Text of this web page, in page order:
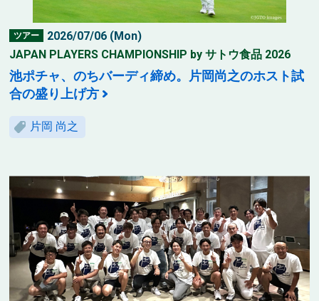
ツアー
2026/07/06 (Mon)
JAPAN PLAYERS CHAMPIONSHIP by サトウ食品 2026
池ポチャ、のちバーディ締め。片岡尚之のホスト試
合の盛り上げ方
片岡 尚之